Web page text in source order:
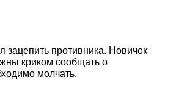
зацепить противника. Новичок
криком сообщать о
молчать.